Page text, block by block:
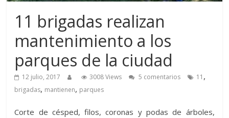
11 brigadas realizan
mantenimiento a los
parques de la ciudad
12 julio, 2017 3008 Views 5 comentarios 11 ,
brigadas, mantienen, parques
Corte de césped, filos, coronas y podas de árboles,